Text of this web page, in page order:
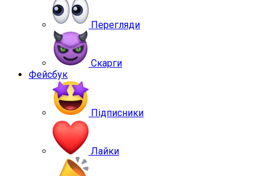
Перегляди
Скарги
Фейсбук
Підписники
Лайки